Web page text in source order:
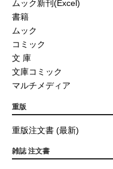
ムック新刊(Excel)
書籍
ムック
コミック
文 庫
文庫コミック
マルチメディア
重版
重版注文書 (最新)
雑誌 注文書